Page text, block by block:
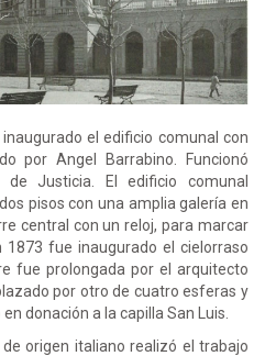
el edificio comunal con
por Angel Barrabino. Funcionó
de Justicia. El edificio comunal
pisos con una amplia galería en
central con un reloj, para marcar
1873 fue inaugurado el cielorraso
fue prolongada por el arquitecto
por otro de cuatro esferas y
donación a la capilla San Luis.
origen italiano realizó el trabajo